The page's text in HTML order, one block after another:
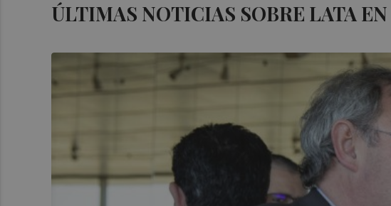
ÚLTIMAS NOTICIAS SOBRE LATA